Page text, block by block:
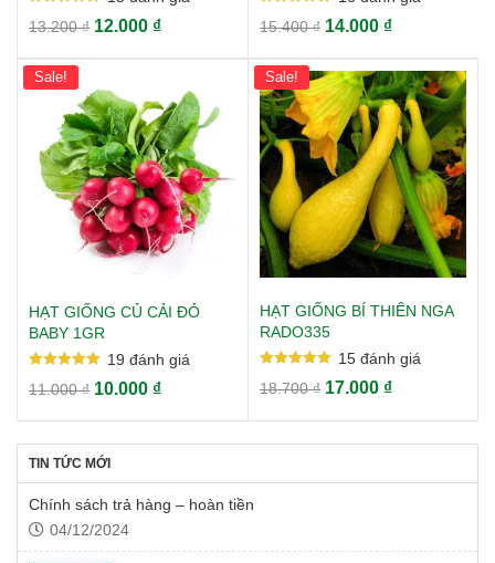
5.00
13.200₫ 12.000 ₫
5.00
15.400₫ 14.000 ₫
Sale!
HẠT GIỐNG CỦ CẢI ĐỎ
BABY 1GR
5.00
19 đánh giá
11.000₫ 10.000 ₫
Sale!
HẠT GIỐNG BÍ THIÊN NGA
RADO335
5.00
15đánh giá
18.700₫ 17.000 ₫
TIN TỨC MỚI
Chính sách trả hàng – hoàn tiền
04/12/2024